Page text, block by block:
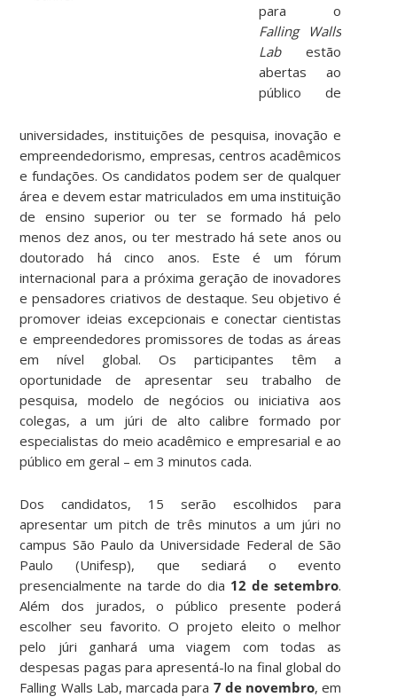
para o
Falling Walls
Labestão
abertas ao
público de
universidades, instituições de pesquisa, inovação e
empreendedorismo, empresas, centros acadêmicos
e fundações. Os candidatos podem ser de qualquer
área e devem estar matriculados em uma instituição
de ensino superior ou ter se formado há pelo
menos dez anos, ou ter mestrado há sete anos ou
doutorado há cinco anos. Este é um fórum
internacional para a próxima geração de inovadores
e pensadores criativos de destaque. Seu objetivo é
promover ideias excepcionais e conectar cientistas
e empreendedores promissores de todas as áreas
em nível global. Os participantes têm a
oportunidade de apresentar seu trabalho de
pesquisa, modelo de negócios ou iniciativa aos
colegas, a um júri de alto calibre formado por
especialistas do meio acadêmico e empresarial e ao
público em geral – em 3 minutos cada.
Dos candidatos, 15 serão escolhidos para
apresentar um pitch de três minutos a um júri no
campus São Paulo da Universidade Federal de São
Paulo (Unifesp), que sediará o evento
presencialmente na tarde do dia 12 de setembro.
Além dos jurados, o público presente poderá
escolher seu favorito. O projeto eleito o melhor
pelo júri ganhará uma viagem com todas as
despesas pagas para apresentá-lo na final global do
Falling Walls Lab, marcada para 7 de novembro, em